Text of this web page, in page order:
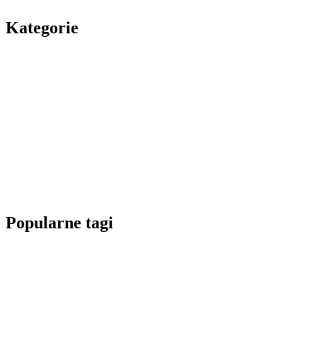
Kategorie
Popularne tagi